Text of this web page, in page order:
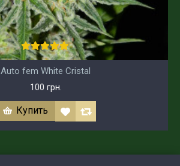
Auto fem White Cristal
100 грн.
Купить